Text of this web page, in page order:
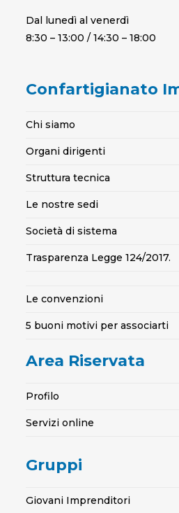
Dal lunedì al venerdì
8:30 – 13:00 / 14:30 – 18:00
Confartigianato
Chi siamo
Organi dirigenti
Struttura tecnica
Le nostre sedi
Società di sistema
Trasparenza Legge 124/2017.
Le convenzioni
5 buoni motivi per associarti
Area Riservata
Profilo
Servizi online
Gruppi
Giovani Imprenditori